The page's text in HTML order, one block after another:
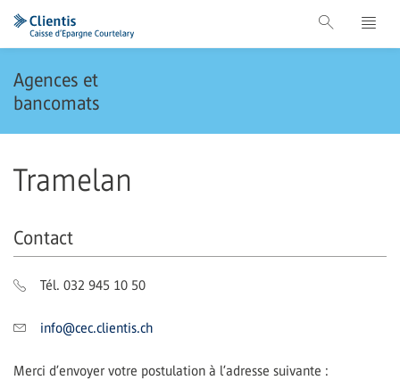
Agences et
bancomats
Tramelan
Contact
Tél. 032 945 10 50
info@cec.clientis.ch
Merci d’envoyer votre postulation à l’adresse suivante :